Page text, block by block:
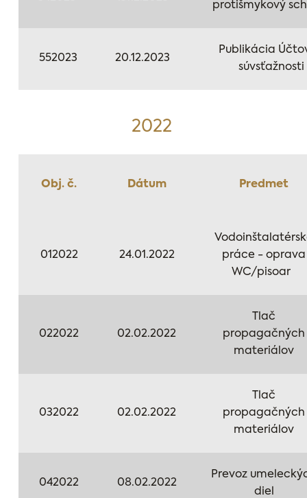
protišmykový
552023 20.12.2023
Publikácia
súvsťažnosti
2022
Obj. č. Dátum Predmet
012022 24.01.2022
práce - oprava
WC/pisoar
022022 02.02.2022
Tlač
propagačných
materiálov
032022 02.02.2022
Tlač
propagačných
materiálov
042022 08.02.2022
Prevoz
diel